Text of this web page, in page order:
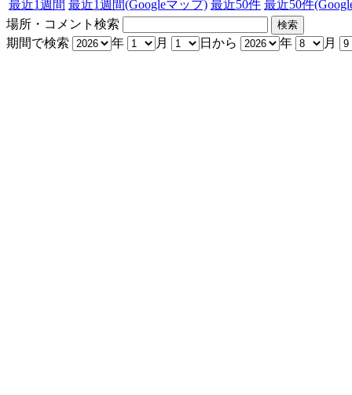
最近1週間 最近1週間(Googleマップ) 最近50件 最近50件
場所・コメント検索
期間で検索
年 月 日から 年 月